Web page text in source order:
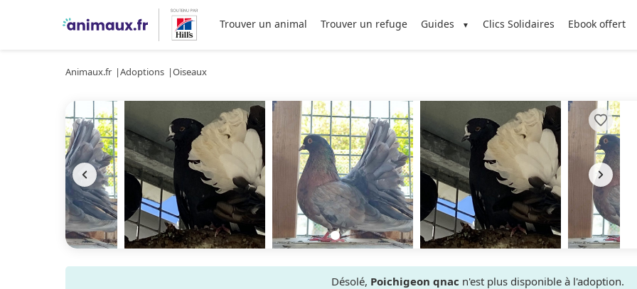
Trouver un animal Trouver un refuge Guides Clics Solidaires Ebook offert
Animaux.fr Adoptions Oiseaux
Désolé, Poichigeon qnac n'est plus disponible à l'adoption.